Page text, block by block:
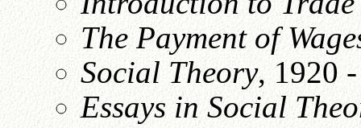
The Payment of
Social Theory, 1920
Essays in Social